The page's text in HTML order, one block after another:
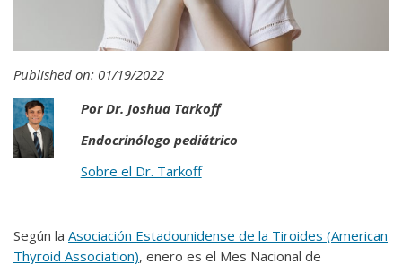
Published on: 01/19/2022
Por Dr. Joshua Tarkoff
Endocrinólogo pediátrico
Sobre el Dr. Tarkoff
Según la Asociación Estadounidense de la Tiroides (American
Thyroid Association), enero es el Mes Nacional de